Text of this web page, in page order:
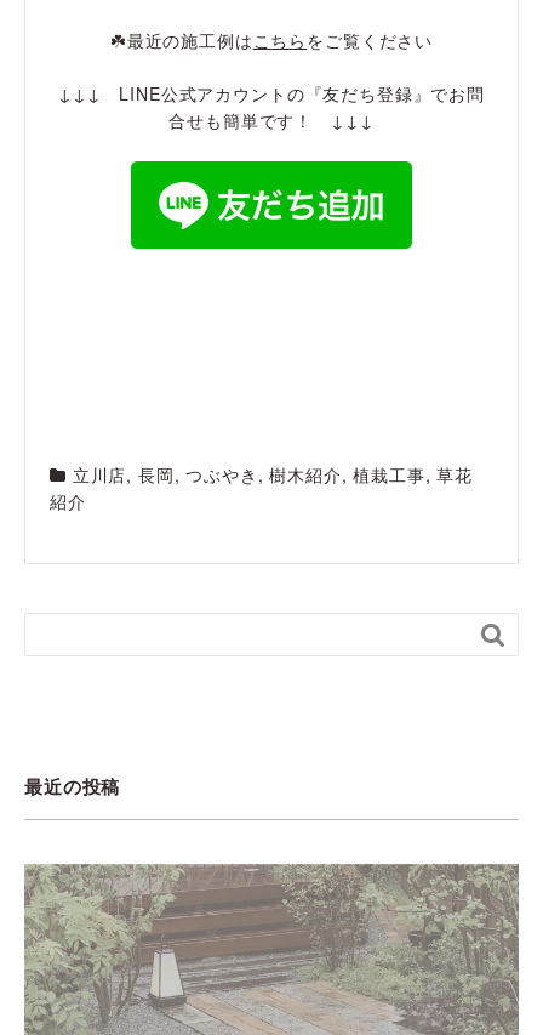
☘️最近の施工例は こちら をご覧ください
↓↓↓ LINE公式アカウントの『友だち登録』でお問
合せも簡単です！ ↓↓↓
立川店, 長岡,つぶやき ,樹木紹介,植栽工事,草花
紹介

最近の投稿